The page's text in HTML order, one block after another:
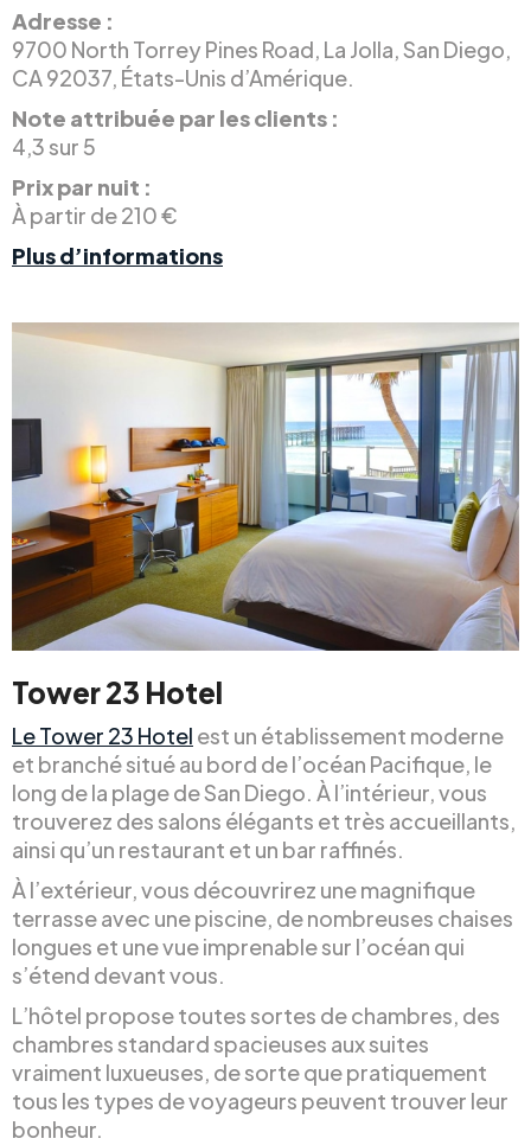
Adresse :
9700 North Torrey Pines Road, La Jolla, San Diego,
CA 92037, États-Unis d’Amérique.
Note attribuée par les clients :
4,3 sur 5
Prix par nuit :
À partir de 210 €
Plus d’informations
Tower 23 Hotel
Le Tower 23 Hotel est un établissement moderne
et branché situé au bord de l’océan Pacifique, le
long de la plage de San Diego. À l’intérieur, vous
trouverez des salons élégants et très accueillants,
ainsi qu’un restaurant et un bar raffinés.
À l’extérieur, vous découvrirez une magnifique
terrasse avec une piscine, de nombreuses chaises
longues et une vue imprenable sur l’océan qui
s’étend devant vous.
L’hôtel propose toutes sortes de chambres, des
chambres standard spacieuses aux suites
vraiment luxueuses, de sorte que pratiquement
tous les types de voyageurs peuvent trouver leur
bonheur.